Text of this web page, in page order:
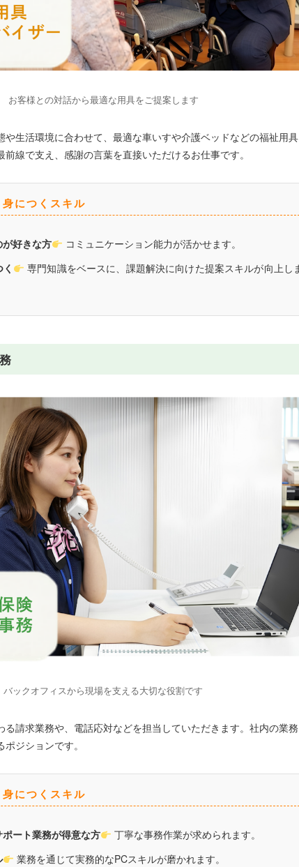
お客様との対話から最適な用具をご提案します
や生活環境に合わせて、最適な車いすや介護ベッドなどの福祉用
線で支え、感謝の言葉を直接いただけるお仕事です。
につくスキル
が好きな方
コミュニケーション能力が活かせます。
専門知識をベースに、課題解決に向けた提案スキルが向上し
バックオフィスから現場を支える大切な役割です
る請求業務や、電話応対などを担当していただきます。社内の業
ジションです。
につくスキル
ート業務が得意な方
丁寧な事務作業が求められます。
業務を通じて実務的なPCスキルが磨かれます。